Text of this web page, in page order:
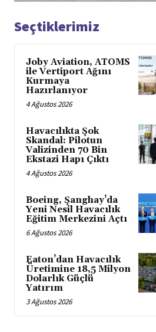
Seçtiklerimiz
Joby Aviation, ATOMS
ile Vertiport Ağını
Kurmaya
Hazırlanıyor
4 Ağustos 2026
Havacılıkta Şok
Skandal: Pilotun
Valizinden 70 Bin
Ekstazi Hapı Çıktı
4 Ağustos 2026
Boeing, Şanghay’da
Yeni Nesil Havacılık
Eğitim Merkezini Açtı
6 Ağustos 2026
Eaton’dan Havacılık
Üretimine 18,5 Milyon
Dolarlık Güçlü
Yatırım
3 Ağustos 2026